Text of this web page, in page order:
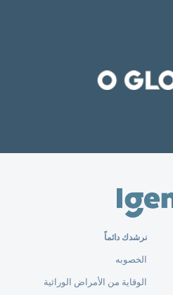
نرشدك دائماً
الخصوبه
الوقاية من الأمراض الوراثية